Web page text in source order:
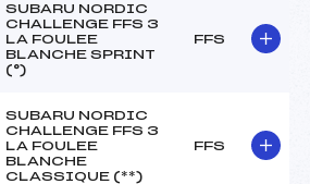
SUBARU NORDIC
CHALLENGE FFS 3
LA FOULEE
BLANCHE SPRINT
(°)
FFS
SUBARU NORDIC
CHALLENGE FFS 3
LA FOULEE
BLANCHE
CLASSIQUE (**)
FFS